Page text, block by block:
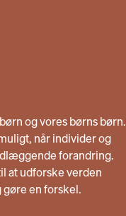
og vores børns børn.
når individer og
forandring.
at udforske verden
gøre en forskel.